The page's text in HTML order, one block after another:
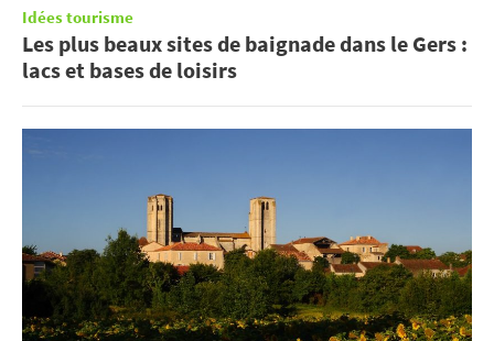
Idées tourisme
Les plus beaux sites de baignade dans le Gers :
lacs et bases de loisirs